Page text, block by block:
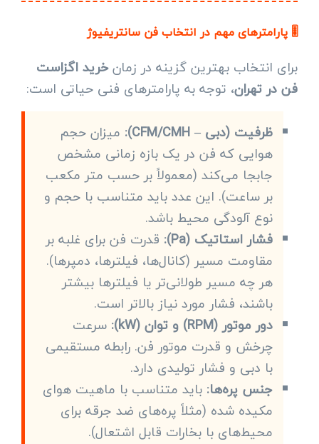
🎚️ پارامترهای مهم در انتخاب فن سانتریفیوژ
برای انتخاب بهترین گزینه در زمانخرید اگزاست
فن در تهران، توجه به پارامترهای فنی حیاتی است:
ظرفیت (دبی – CFM/CMH):
میزان حجم
هوایی که فن در یک بازه زمانی مشخص
جابجا می‌کند (معمولاً بر حسب متر مکعب
بر ساعت). این عدد باید متناسب با حجم و
نوع آلودگی محیط باشد.
فشار استاتیک (Pa):
قدرت فن برای غلبه بر
مقاومت مسیر (کانال‌ها، فیلترها، دمپرها).
هر چه مسیر طولانی‌تر یا فیلترها بیشتر
باشند، فشار مورد نیاز بالاتر است.
دور موتور (RPM) و توان (kW):
سرعت
چرخش و قدرت موتور فن. رابطه مستقیمی
با دبی و فشار تولیدی دارد.
جنس پره‌ها: باید متناسب با ماهیت هوای
مکیده شده (مثلاً پره‌های ضد جرقه برای
محیط‌های با بخارات قابل اشتعال).